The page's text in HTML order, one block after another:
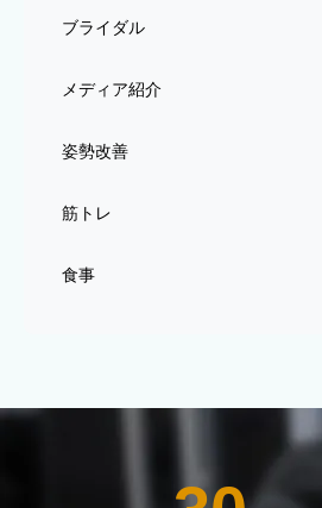
ブライダル
メディア紹介
姿勢改善
筋トレ
食事